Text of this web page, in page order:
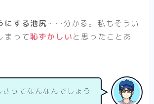
にする池尻……分かる。私もそうい
まって恥ずかしいと思ったことあ
さってなんなんでしょう